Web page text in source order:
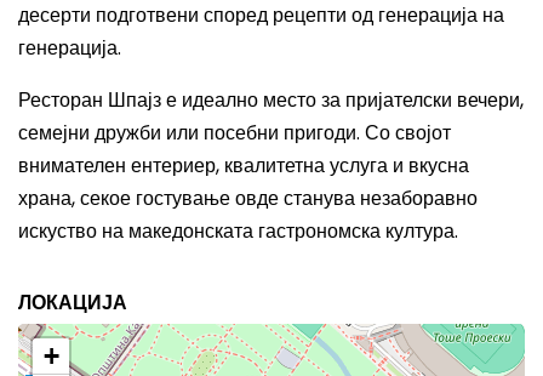
десерти подготвени според рецепти од генерација на
генерација.
Ресторан Шпајз е идеално место за пријателски вечери,
семејни дружби или посебни пригоди. Со својот
внимателен ентериер, квалитетна услуга и вкусна
храна, секое гостување овде станува незаборавно
искуство на македонската гастрономска култура.
ЛОКАЦИЈА
+